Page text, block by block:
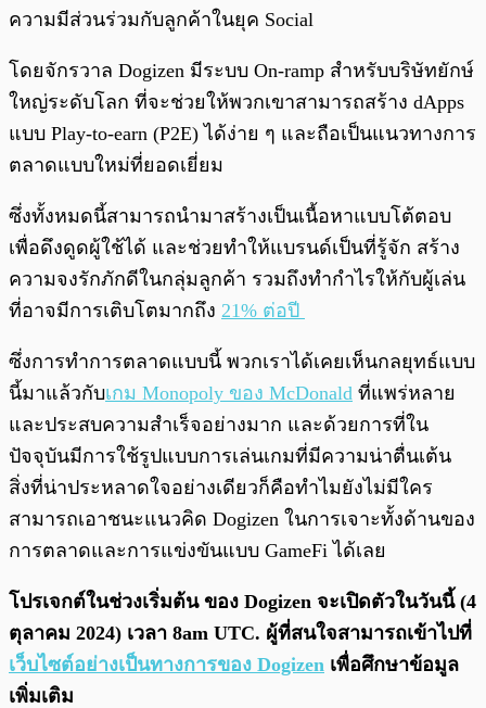
ความมีส่วนร่วมกับลูกค้าในยุค Social
โดยจักรวาล Dogizen มีระบบ On-ramp สำหรับบริษัทยักษ์
ใหญ่ระดับโลก ที่จะช่วยให้พวกเขาสามารถสร้าง dApps
แบบ Play-to-earn (P2E) ได้ง่าย ๆ และถือเป็นแนวทางการ
ตลาดแบบใหม่ที่ยอดเยี่ยม
ซึ่งทั้งหมดนี้สามารถนำมาสร้างเป็นเนื้อหาแบบโต้ตอบ
เพื่อดึงดูดผู้ใช้ได้ และช่วยทำให้แบรนด์เป็นที่รู้จัก สร้าง
ความจงรักภักดีในกลุ่มลูกค้า รวมถึงทำกำไรให้กับผู้เล่น
ที่อาจมีการเติบโตมากถึง 21% ต่อปี
ซึ่งการทำการตลาดแบบนี้ พวกเราได้เคยเห็นกลยุทธ์แบบ
นี้มาแล้วกับเกม Monopoly ของ McDonald ที่แพร่หลาย
และประสบความสำเร็จอย่างมาก และด้วยการที่ใน
ปัจจุบันมีการใช้รูปแบบการเล่นเกมที่มีความน่าตื่นเต้น
สิ่งที่น่าประหลาดใจอย่างเดียวก็คือทำไมยังไม่มีใคร
สามารถเอาชนะแนวคิด Dogizen ในการเจาะทั้งด้านของ
การตลาดและการแข่งขันแบบ GameFi ได้เลย
โปรเจกต์ในช่วงเริ่มต้น ของ Dogizen จะเปิดตัวในวันนี้ (4
ตุลาคม 2024) เวลา 8am UTC. ผู้ที่สนใจสามารถเข้าไปที่
เว็บไซต์อย่างเป็นทางการของ Dogizen เพื่อศึกษาข้อมูล
เพิ่มเติม